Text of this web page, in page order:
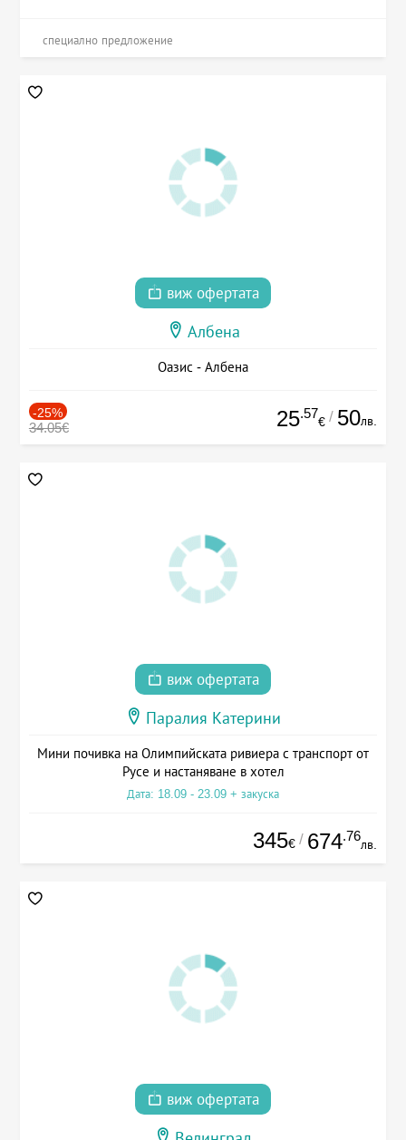
специално предложение
виж офертата
Албена
Оазис - Албена
-25%
34.05€ 25.57
€ / 50лв.
виж офертата
Паралия Катерини
Мини почивка на Олимпийската ривиера с транспорт от
Русе и настаняване в хотел
Дата: 18.09 - 23.09 + закуска
345€ / 674.76
лв.
виж офертата